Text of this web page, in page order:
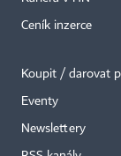
Ceník inzerce
Koupit / darovat
Eventy
Newslettery